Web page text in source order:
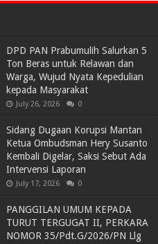
DPD PAN Prabumulih Salurkan 5
Ton Beras untuk Relawan dan
Warga, Wujud Nyata Kepedulian
kepada Masyarakat
July 26, 2026 0
Sidang Dugaan Korupsi Mantan
Ketua Ombudsman Hery Susanto
Kembali Digelar, Saksi Sebut Ada
Intervensi Laporan
July 17, 2026 0
PANGGILAN UMUM KEPADA
TURUT TERGUGAT II, PERKARA
NOMOR 35/Pdt.G/2026/PN Llg